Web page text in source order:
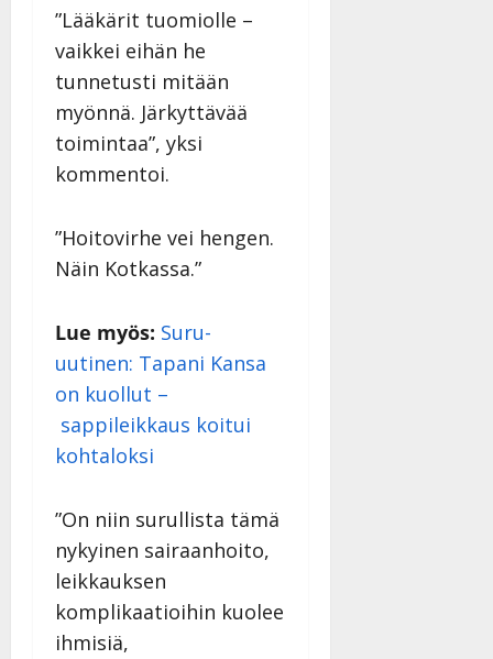
”Lääkärit tuomiolle –
vaikkei eihän he
tunnetusti mitään
myönnä. Järkyttävää
toimintaa”, yksi
kommentoi.
”Hoitovirhe vei hengen.
Näin Kotkassa.”
Lue myös: Suru-
uutinen: Tapani Kansa
on kuollut –
sappileikkaus koitui
kohtaloksi
”On niin surullista tämä
nykyinen sairaanhoito,
leikkauksen
komplikaatioihin kuolee
ihmisiä,